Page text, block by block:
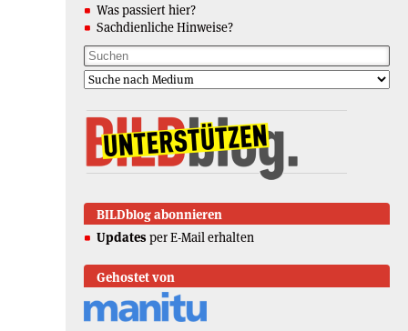
Was passiert hier?
Sachdienliche Hinweise?
BILDblog abonnieren
Updates per E-Mail erhalten
Gehostet von